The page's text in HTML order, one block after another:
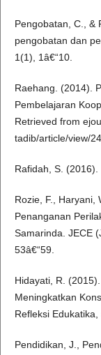
Pengobatan, C., &
pengobatan dan
1(1), 1â€“10.
Raehang. (2014).
Pembelajaran
Retrieved from
tadib/article/view/
Rafidah, S. (2016).
Rozie, F., Haryani,
Penanganan
Samarinda. JECE
53â€“59.
Hidayati, R.
Meningkatkan
Refleksi Edukatika,
Pendidikan, J.,